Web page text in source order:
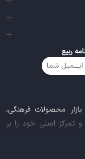
ربیع
محصولات فرهنگی،
اصلی خود را بر
بازار مجموعه کاملی از